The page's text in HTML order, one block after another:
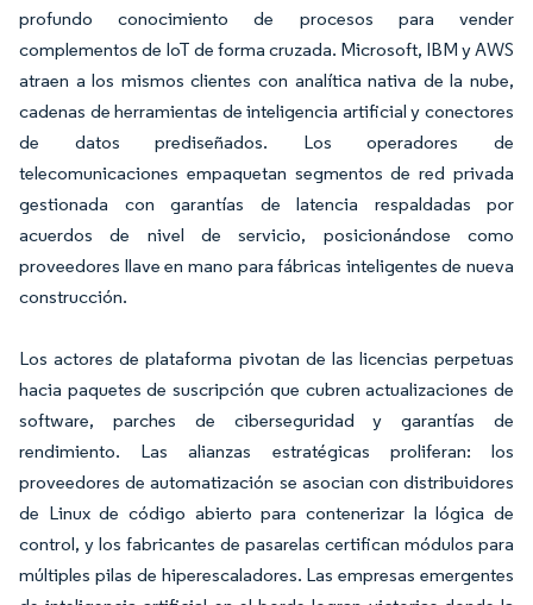
profundo conocimiento de procesos para vender
complementos de IoT de forma cruzada. Microsoft, IBM y AWS
atraen a los mismos clientes con analítica nativa de la nube,
cadenas de herramientas de inteligencia artificial y conectores
de datos prediseñados. Los operadores de
telecomunicaciones empaquetan segmentos de red privada
gestionada con garantías de latencia respaldadas por
acuerdos de nivel de servicio, posicionándose como
proveedores llave en mano para fábricas inteligentes de nueva
construcción.
Los actores de plataforma pivotan de las licencias perpetuas
hacia paquetes de suscripción que cubren actualizaciones de
software, parches de ciberseguridad y garantías de
rendimiento. Las alianzas estratégicas proliferan: los
proveedores de automatización se asocian con distribuidores
de Linux de código abierto para contenerizar la lógica de
control, y los fabricantes de pasarelas certifican módulos para
múltiples pilas de hiperescaladores. Las empresas emergentes